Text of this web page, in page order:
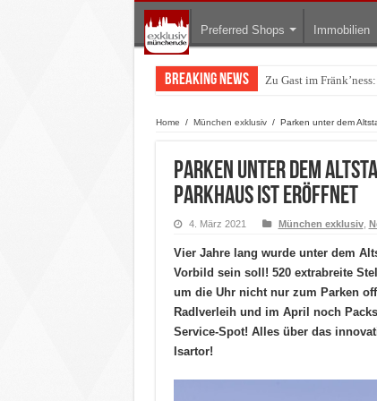
Preferred Shops Immobilien
Breaking News Warum München
Home / München exklusiv / Parken unter dem
Parken unter dem
Parkhaus ist eröffnet
4. März 2021 München exklusiv,
Vier Jahre lang wurde unter dem
Vorbild sein soll! 520 extrabreite
um die Uhr nicht nur zum Parken
Radlverleih und im April noch
Service-Spot! Alles über das
Isartor!